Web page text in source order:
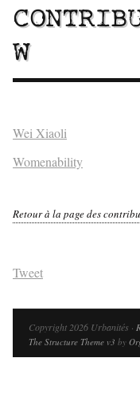
W
Wei Xiaoli
Womenability
Retour à la page des
Tweet
Copyright 2026 Urbanités ·
The Structure Theme v3 by